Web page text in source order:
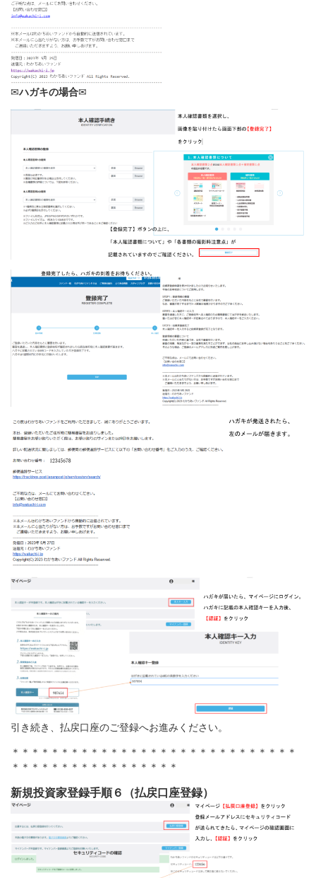
✉ハガキの場合✉
引き続き、払戻口座のご登録へお進みください。
＊＊＊＊＊＊＊＊＊＊＊＊＊＊＊＊＊＊＊＊＊＊＊＊＊＊＊＊＊
＊＊＊＊＊＊＊＊＊＊＊＊＊＊＊＊＊
新規投資家登録手順６（払戻口座登録）